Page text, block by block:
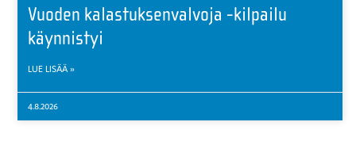
Vuoden kalastuksenvalvoja -kilpailu
käynnistyi
LUE LISÄÄ »
4.8.2026